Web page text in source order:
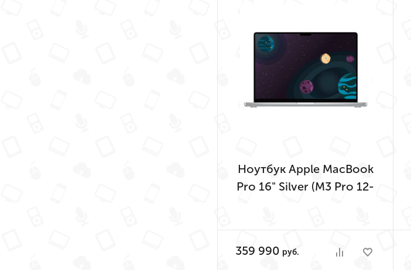
Ноутбук Apple MacBook
Pro 16" Silver (M3 Pro 12-
359 990 руб.